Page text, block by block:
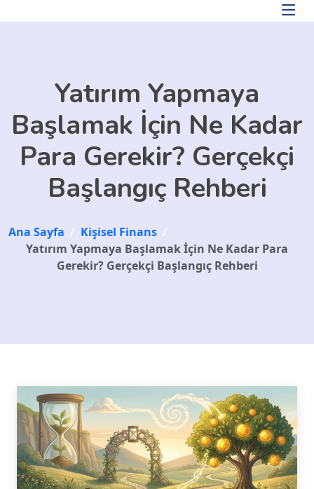
Yatırım Yapmaya
Başlamak İçin Ne Kadar
Para Gerekir? Gerçekçi
Başlangıç Rehberi
Ana Sayfa / Kişisel Finans /
Yatırım Yapmaya Başlamak İçin Ne Kadar Para
Gerekir? Gerçekçi Başlangıç Rehberi